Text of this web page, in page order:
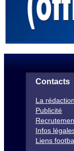
Contacts
La rédaction
Publicité
Infos
Liens